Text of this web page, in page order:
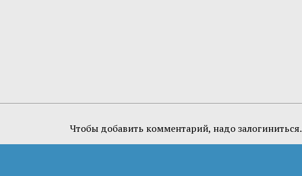
Чтобы добавить комментарий, надо залогиниться.